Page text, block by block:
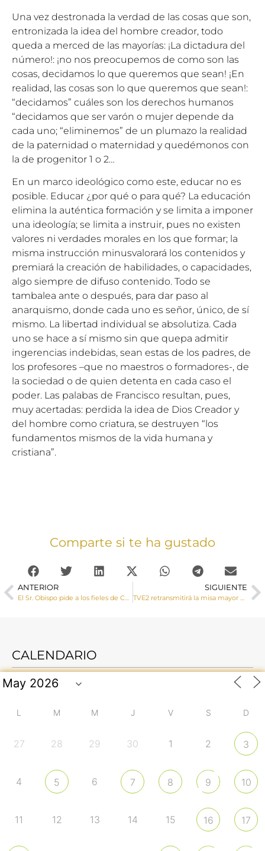
Una vez destronada la verdad de las cosas que son,
entronizada la idea del hombre creador, todo
queda a merced de las mayorías: ¡La dictadura del
número!: ¡no nos preocupemos de como son las
cosas, decidamos lo que queremos que sean! ¡En
realidad, las cosas son lo que queremos que sean!:
“decidamos” cuáles son los derechos humanos
“decidamos que ser varón o mujer depende da
cada uno; “eliminemos” de un plumazo la realidad
de la paternidad o maternidad y quedémonos con
la de progenitor 1 o 2…
En un marco ideológico como este, educar no es
posible. Educar ¿por qué o para qué? La educación
elimina la auténtica formación y se limita a imponer
una ideología; se limita a instruir, pues no existen
valores ni verdades morales en los que formar; la
misma instrucción minusvalorará los contenidos y
premiará la creación de habilidades, o capacidades,
algo siempre de difuso contenido. Todo se
tambalea ante o después, para dar paso al
anarquismo, donde cada uno es señor, único, de sí
mismo. La libertad individual se absolutiza. Cada
uno se hace a sí mismo sin que quepa admitir
ingerencias indebidas, sean estas de los padres, de
los profesores –que no maestros o formadores-, de
la sociedad o de quien detenta en cada caso el
poder. Las palabas de Francisco resultan, pues,
muy acertadas: perdida la idea de Dios Creador y
del hombre como criatura, se destruyen “los
fundamentos mismos de la vida humana y
cristiana”.
Comparte si te ha gustado
ANTERIOR
El Sr. Obispo pide a los fieles de Cuenca que recen por la pronta recuperación del Papa Francisco tras su operación
SIGUIENTE
TVE2 retransmitirá la misa mayor de Huete el domingo, 11 de Julio, a las 10:30 horas
CALENDARIO
L M M J V S D
27 28 29 30 1 2 3
4 5 6 7 8 9 10
11 12 13 14 15 16 17